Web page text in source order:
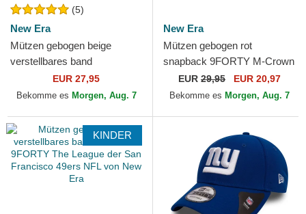
(5)
New Era
Mützen gebogen beige
verstellbares band
9TWENTY Core Classic der
San Francisco Giants MLB
EUR 27,95
Bekomme es Morgen, Aug. 7
New Era
Mützen gebogen rot
snapback 9FORTY M-Crown
Team der San Francisco
49ers NFL von New Era
EUR 29,95 EUR 20,97
Bekomme es Morgen, Aug. 7
KINDER